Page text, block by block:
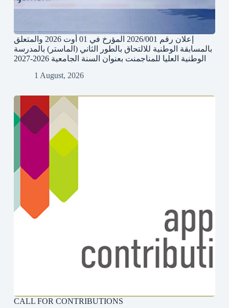
إعلان رقم 2026/001 المؤرخ في 01 أوت 2026 والمتعلق
بالمسابقة الوطنية للالتحاق بالطور الثاني (الماستر) بالمدرسة
الوطنية العليا للمناجمنت بعنوان السنة الجامعية 2026-2027
1 August, 2026
CALL FOR CONTRIBUTIONS